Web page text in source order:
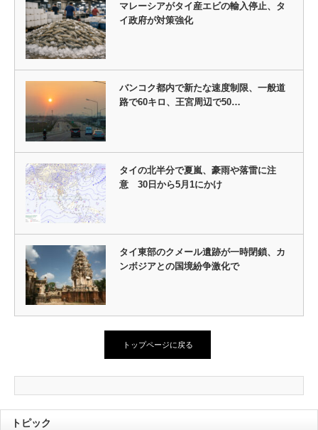
マレーシアがタイ産エビの輸入停止、タ
イ政府が対策強化
バンコク都内で新たな速度制限、一般道
路で60キロ、王宮周辺で50…
タイの北半分で夏嵐、豪雨や落雷に注
意 30日から5月1にかけ
タイ東部のクメール遺跡が一時閉鎖、カ
ンボジアとの国境紛争激化で
トップページに戻る
トピック